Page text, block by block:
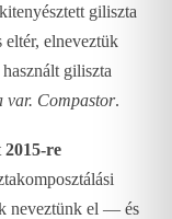
giliszta
elneveztük
giliszta
var. Compastor.
2015-re
neveztünk el — és